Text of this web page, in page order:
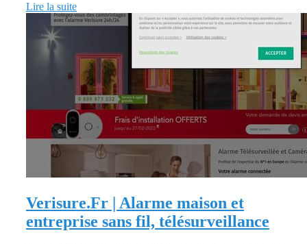
Lire la suite
Verisure.Fr | Alarme maison et
entreprise sans fil, télésur­veillan­ce